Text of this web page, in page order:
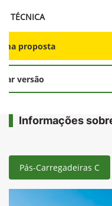
TÉCNICA
proposta
versão
Informações
Pás-Carregadeiras C